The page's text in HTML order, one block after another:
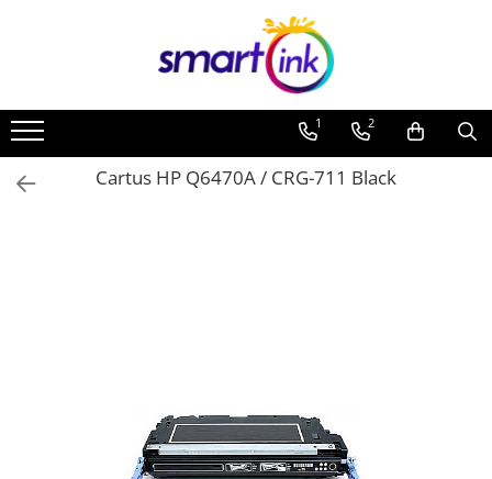
1 2
Cartus HP Q6470A / CRG-711 Black